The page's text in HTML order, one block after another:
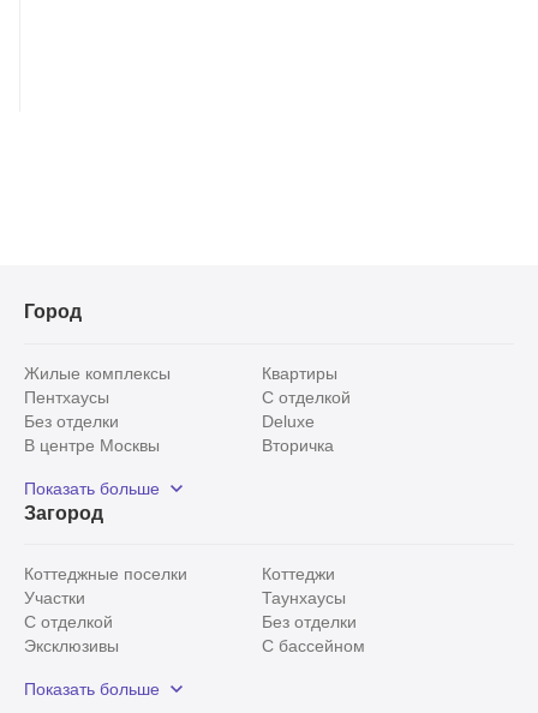
Город
Жилые комплексы
Квартиры
Пентхаусы
С отделкой
Без отделки
Deluxe
В центре Москвы
Вторичка
Рядом с парком
С панорамными окнами
Показать больше
Загород
Коттеджные поселки
Коттеджи
Участки
Таунхаусы
С отделкой
Без отделки
Эксклюзивы
С бассейном
Красногорский район
Показать больше